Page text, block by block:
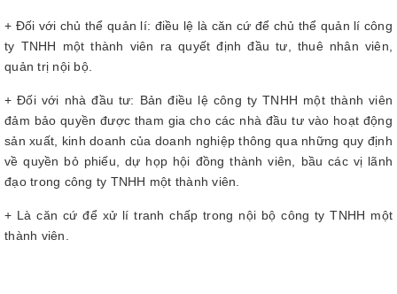
+ Đối với chủ thể quản lí: điều lệ là căn cứ để chủ thể quản lí công
ty TNHH một thành viên ra quyết định đầu tư, thuê nhân viên,
quản trị nội bộ.
+ Đối với nhà đầu tư: Bản điều lệ công ty TNHH một thành viên
đảm bảo quyền được tham gia cho các nhà đầu tư vào hoạt động
sản xuất, kinh doanh của doanh nghiệp thông qua những quy định
về quyền bỏ phiếu, dự họp hội đồng thành viên, bầu các vị lãnh
đạo trong công ty TNHH một thành viên.
+ Là căn cứ để xử lí tranh chấp trong nội bộ công ty TNHH một
thành viên.